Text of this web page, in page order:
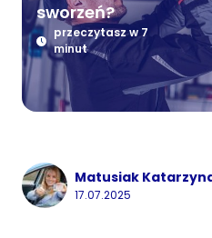
sworzeń?
przeczytasz w 7
minut
Matusiak
17.07.2025